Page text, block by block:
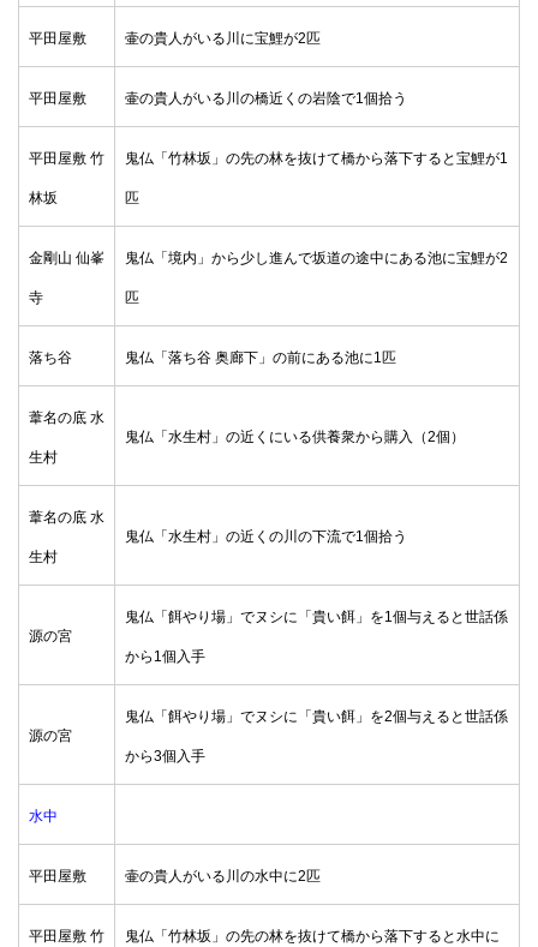
平田屋敷 壷の貴人がいる川に宝鯉が2匹
平田屋敷 壷の貴人がいる川の橋近くの岩陰で1個拾う
平田屋敷 竹
林坂
鬼仏「竹林坂」の先の林を抜けて橋から落下すると宝鯉が1
匹
金剛山 仙峯
寺
鬼仏「境内」から少し進んで坂道の途中にある池に宝鯉が2
匹
落ち谷 鬼仏「落ち谷 奥廊下」の前にある池に1匹
葦名の底 水
生村
鬼仏「水生村」の近くにいる供養衆から購入（2個）
葦名の底 水
生村
鬼仏「水生村」の近くの川の下流で1個拾う
源の宮
鬼仏「餌やり場」でヌシに「貴い餌」を1個与えると世話係
から1個入手
源の宮
鬼仏「餌やり場」でヌシに「貴い餌」を2個与えると世話係
から3個入手
水中
平田屋敷 壷の貴人がいる川の水中に2匹
平田屋敷 竹 鬼仏「竹林坂」の先の林を抜けて橋から落下すると水中に